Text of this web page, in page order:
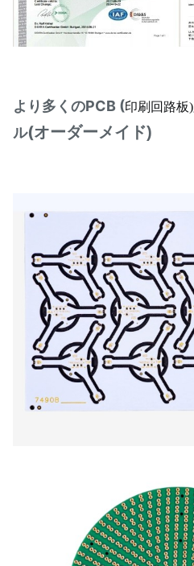
より多くのPCB (印刷回路板)
ル(オーダーメイド)